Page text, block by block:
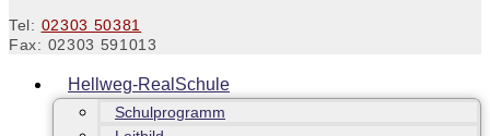
Tel: 02303 50381
Fax: 02303 591013
Hellweg-RealSchule
Schulprogramm